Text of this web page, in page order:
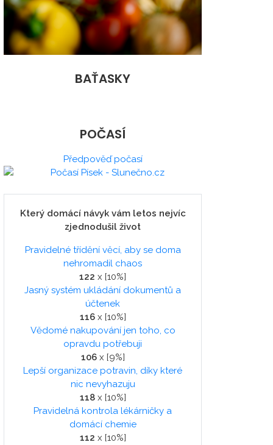
BAŤASKY
POČASÍ
Předpověď počasí
Který domácí návyk vám letos nejvíc
zjednodušil život
Pravidelné třídění věcí, aby se doma
nehromadil chaos
122 x [10%]
Jasný systém ukládání dokumentů a
účtenek
116x [10%]
Vědomé nakupování jen toho, co
opravdu potřebuji
106x [9%]
Lepší organizace potravin, díky které
nic nevyhazuju
118x [10%]
Pravidelná kontrola lékárničky a
domácí chemie
112 x [10%]